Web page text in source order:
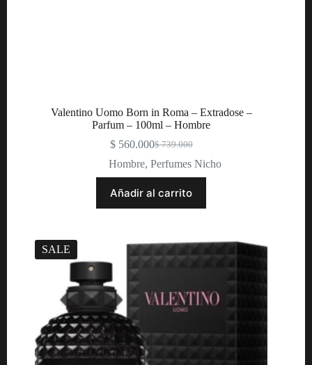
Valentino Uomo Born in Roma – Extradose –
Parfum – 100ml – Hombre
$739.000
Original
price
was:
$ 739.000.
$560.000Current
price
is:
$ 560.000.
Hombre,Perfumes Nicho
Añadir al carrito
SALE